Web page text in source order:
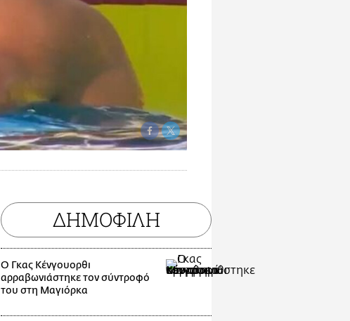
ΔΗΜΟΦΙΛΗ
Ο Γκας Κένγουορθι
αρραβωνιάστηκε τον σύντροφό
του στη Μαγιόρκα